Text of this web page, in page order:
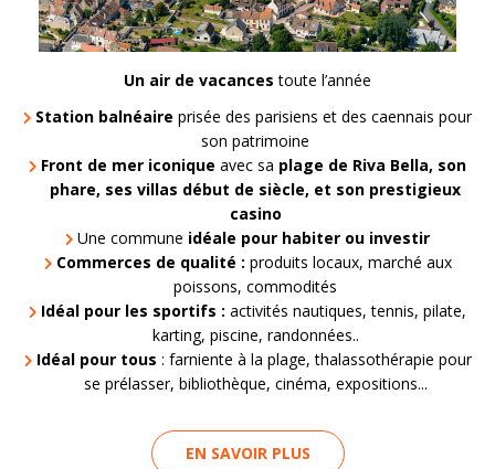
Un air de vacancestoute l’année
Station balnéaire prisée des parisiens et des caennais pour
son patrimoine
Front de mer iconique avec sa plage de Riva Bella, son
phare, ses villas début de siècle, et son prestigieux
casino
Une commune idéale pour habiter ou investir
Commerces de qualité : produits locaux, marché aux
poissons, commodités
Idéal pour les sportifs : activités nautiques, tennis, pilate,
karting, piscine, randonnées..
Idéal pour tous : farniente à la plage, thalassothérapie pour
se prélasser, bibliothèque, cinéma, expositions...
EN SAVOIR PLUS